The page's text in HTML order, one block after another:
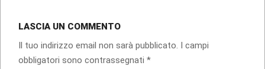
LASCIA UN COMMENTO
Il tuo indirizzo email non sarà pubblicato. I campi
obbligatori sono contrassegnati *